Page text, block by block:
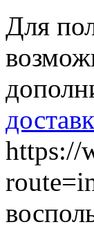
Для
https://